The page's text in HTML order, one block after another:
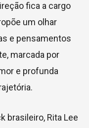
fica a cargo
um olhar
e pensamentos
marcada por
e profunda
brasileiro, Rita Lee